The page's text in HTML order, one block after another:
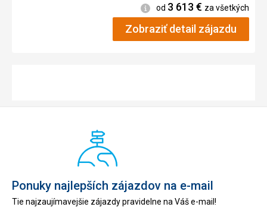
Informácie
od 3 613 € za všetkých
Zobraziť detail zájazdu
Ponuky najlepších zájazdov na e-mail
Tie najzaujímavejšie zájazdy pravidelne na Váš e-mail!